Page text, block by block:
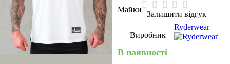
Майки
Залишити відгук
Виробник
Ryderwear
В наявності